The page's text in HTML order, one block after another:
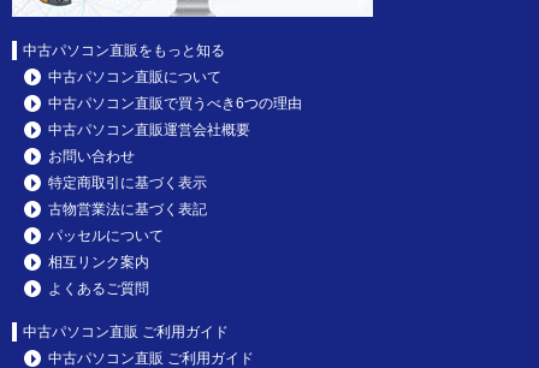
中古パソコン直販をもっと知る
中古パソコン直販について
中古パソコン直販で買うべき6つの理由
中古パソコン直販運営会社概要
お問い合わせ
特定商取引に基づく表示
古物営業法に基づく表記
パッセルについて
相互リンク案内
よくあるご質問
中古パソコン直販 ご利用ガイド
中古パソコン直販 ご利用ガイド